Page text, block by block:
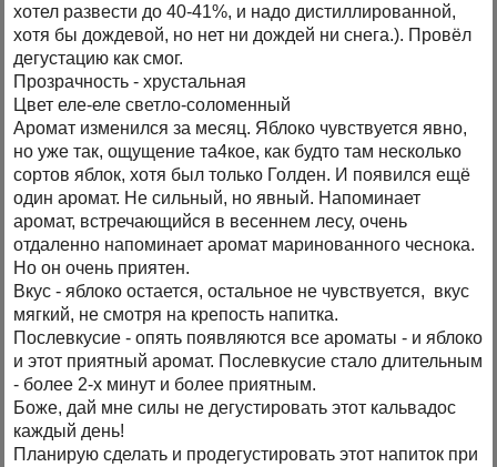
хотел развести до 40-41%, и надо дистиллированной,
хотя бы дождевой, но нет ни дождей ни снега.). Провёл
дегустацию как смог.
Прозрачность - хрустальная
Цвет еле-еле светло-соломенный
Аромат изменился за месяц. Яблоко чувствуется явно,
но уже так, ощущение та4кое, как будто там несколько
сортов яблок, хотя был только Голден. И появился ещё
один аромат. Не сильный, но явный. Напоминает
аромат, встречающийся в весеннем лесу, очень
отдаленно напоминает аромат маринованного чеснока.
Но он очень приятен.
Вкус - яблоко остается, остальное не чувствуется, вкус
мягкий, не смотря на крепость напитка.
Послевкусие - опять появляются все ароматы - и яблоко
и этот приятный аромат. Послевкусие стало длительным
- более 2-х минут и более приятным.
Боже, дай мне силы не дегустировать этот кальвадос
каждый день!
Планирую сделать и продегустировать этот напиток при